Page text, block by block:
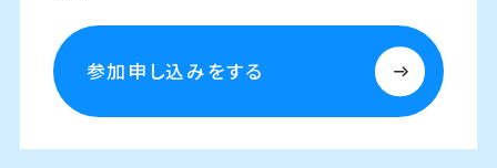
参加申し込みをする